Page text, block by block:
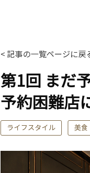
< 記事の一覧ページに戻
第1回 まだ
予約困難店
ライフスタイル 美食